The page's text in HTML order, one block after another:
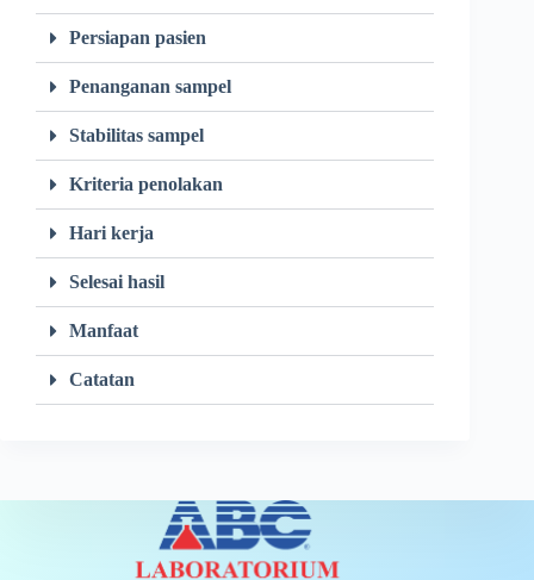
Persiapan pasien
Penanganan sampel
Stabilitas sampel
Kriteria penolakan
Hari kerja
Selesai hasil
Manfaat
Catatan